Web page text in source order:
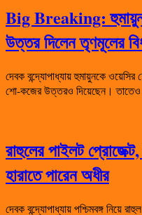
Big Breaking:
উত্তর দিলেন তৃণমূলের
দেবক বন্দ্যোপাধ্যায় হুমায়ুনকে
শো-কজের উত্তরও দিয়েছেন।
রাহুলের পাইলট
হারাতে পারেন অধীর
দেবক বন্দ্যোপাধ্যায় পশ্চিমবঙ্গ নিয়ে